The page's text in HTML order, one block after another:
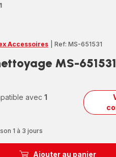
Accessoires Ref: MS-651531
MS-651531
avec 1
1 à 3 jours
Ajouter au panier